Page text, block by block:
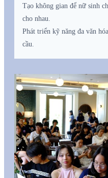
Tạo không gian để nữ sinh
cho nhau.
Phát triển kỹ năng đa văn
cầu.